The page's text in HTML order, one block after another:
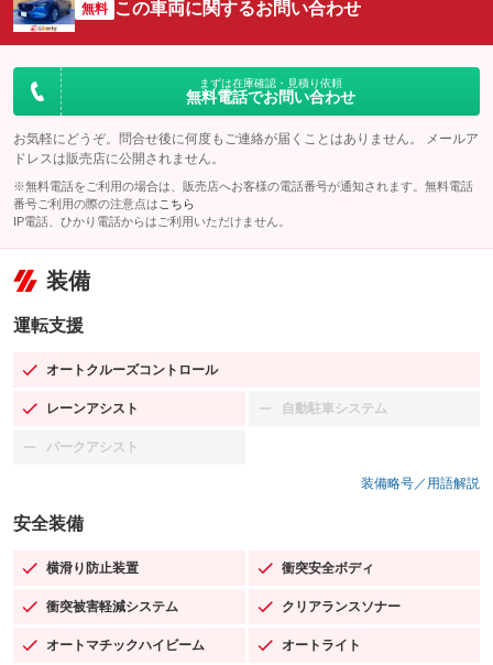
無料 この車両に関するお問い合わせ
まずは在庫確認・見積り依頼
無料電話でお問い合わせ
お気軽にどうぞ。問合せ後に何度もご連絡が届くことはありません。 メールア
ドレスは販売店に公開されません。
※無料電話をご利用の場合は、販売店へお客様の電話番号が通知されます。無料電話
番号ご利用の際の注意点は こちら
IP電話、ひかり電話からはご利用いただけません。
装備
運転支援
オートクルーズコントロール
：装備あり
レーンアシスト
：装備あり 自動駐車システム
：装備なし
パークアシスト
：装備なし
装備略号／用語解説
安全装備
横滑り防止装置
：装備あり 衝突安全ボディ
：装備あり
衝突被害軽減システム
：装備あり クリアランスソナー
：装備あり
オートマチックハイビーム
：装備あり オートライト
：装備あり